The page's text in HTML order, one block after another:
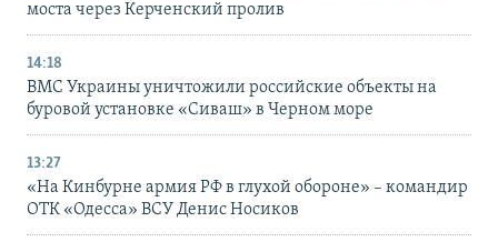
моста через Керченский пролив
14:18
ВМС Украины уничтожили российские объекты на
буровой установке «Сиваш» в Черном море
13:27
«На Кинбурне армия РФ в глухой обороне» – командир
ОТК «Одесса» ВСУ Денис Носиков